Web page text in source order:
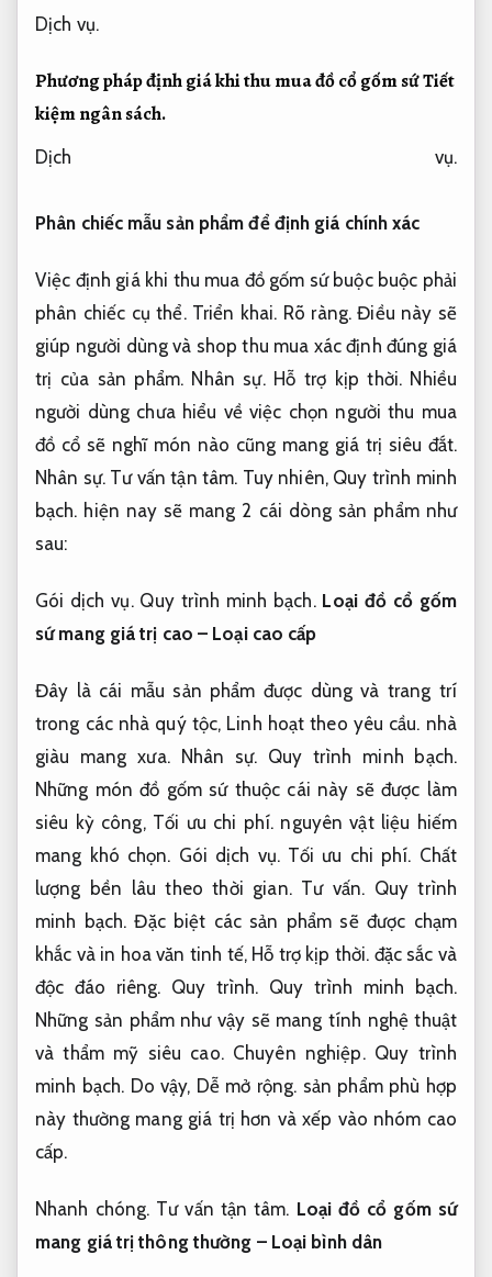
Dịch vụ.
Phương pháp định giá khi thu mua đồ cổ gốm sứTiết
kiệm ngân sách.
Dịch vụ.
Phân chiếc mẫu sản phẩm để định giá chính xác
Việc định giá khi thu mua đồ gốm sứ buộc buộc phải
phân chiếc cụ thể. Triển khai. Rõ ràng.Điều này sẽ
giúp người dùng và shop thu mua xác định đúng giá
trị của sản phẩm. Nhân sự. Hỗ trợ kịp thời.Nhiều
người dùng chưa hiểu về việc chọn người thu mua
đồ cổ sẽ nghĩ món nào cũng mang giá trị siêu đắt.
Nhân sự. Tư vấn tận tâm. Tuy nhiên, Quy trình minh
bạch. hiện nay sẽ mang 2 cái dòng sản phẩm như
sau:
Gói dịch vụ. Quy trình minh bạch. Loại đồ cổ gốm
sứ mang giá trị cao – Loại cao cấp
Đây là cái mẫu sản phẩm được dùng và trang trí
trong các nhà quý tộc, Linh hoạt theo yêu cầu. nhà
giàu mang xưa. Nhân sự. Quy trình minh bạch.
Những món đồ gốm sứ thuộc cái này sẽ được làm
siêu kỳ công, Tối ưu chi phí. nguyên vật liệu hiếm
mang khó chọn. Gói dịch vụ. Tối ưu chi phí. Chất
lượng bền lâu theo thời gian. Tư vấn. Quy trình
minh bạch. Đặc biệt các sản phẩm sẽ được chạm
khắc và in hoa văn tinh tế, Hỗ trợ kịp thời. đặc sắc và
độc đáo riêng. Quy trình. Quy trình minh bạch.
Những sản phẩm như vậy sẽ mang tính nghệ thuật
và thẩm mỹ siêu cao. Chuyên nghiệp. Quy trình
minh bạch. Do vậy, Dễ mở rộng. sản phẩm phù hợp
này thường mang giá trị hơn và xếp vào nhóm cao
cấp.
Nhanh chóng. Tư vấn tận tâm. Loại đồ cổ gốm sứ
mang giá trị thông thường – Loại bình dân